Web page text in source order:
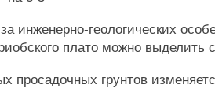
инженерно-геологических
плато можно
просадочных грунтов